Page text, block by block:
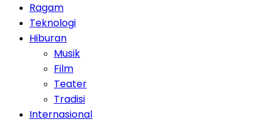
Ragam
Teknologi
Hiburan
Musik
Film
Teater
Tradisi
Internasional